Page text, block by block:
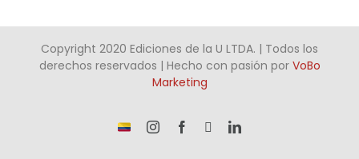
Copyright 2020 Ediciones de la U LTDA. | Todos los
derechos reservados | Hecho con pasión por VoBo
Marketing
¡Somos InstagramFacebook LinkedIn